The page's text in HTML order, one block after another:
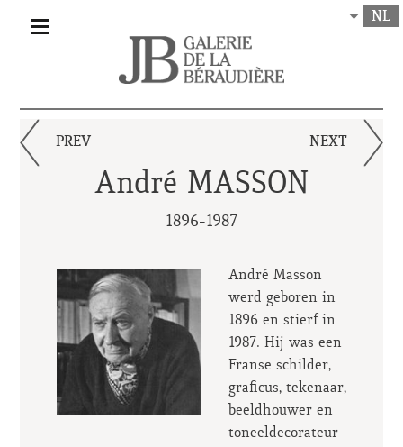
NL
PREV NEXT
André MASSON
1896-1987
André Masson
werd geboren in
1896 en stierf in
1987. Hij was een
Franse schilder,
graficus, tekenaar,
beeldhouwer en
toneeldecorateur